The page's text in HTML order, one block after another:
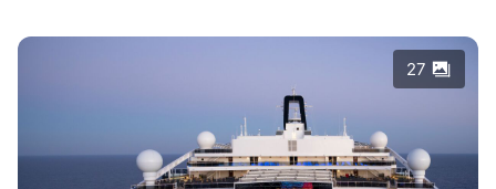
27